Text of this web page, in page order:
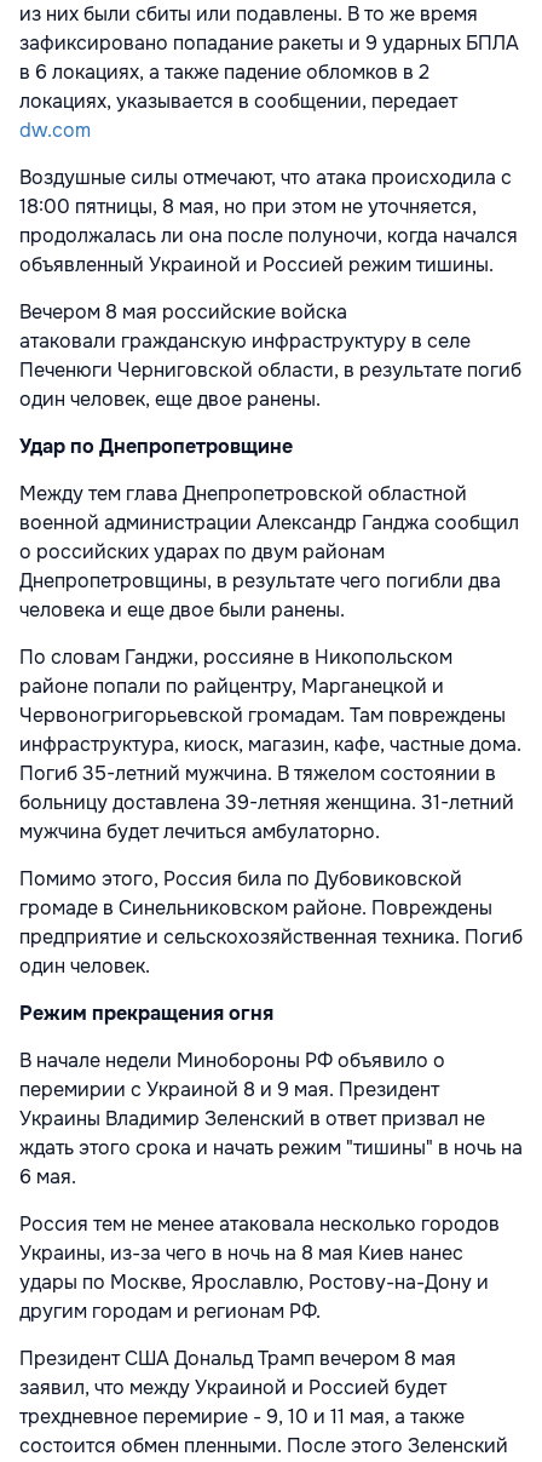
из них были сбиты или подавлены. В то же время
зафиксировано попадание ракеты и 9 ударных БПЛА
в 6 локациях, а также падение обломков в 2
локациях, указывается в сообщении, передает
dw.com
Воздушные силы отмечают, что атака происходила с
18:00 пятницы, 8 мая, но при этом не уточняется,
продолжалась ли она после полуночи, когда начался
объявленный Украиной и Россией режим тишины.
Вечером 8 мая российские войска
атаковали гражданскую инфраструктуру в селе
Печенюги Черниговской области, в результате погиб
один человек, еще двое ранены.
Удар по Днепропетровщине
Между тем глава Днепропетровской областной
военной администрации Александр Ганджа сообщил
о российских ударах по двум районам
Днепропетровщины, в результате чего погибли два
человека и еще двое были ранены.
По словам Ганджи, россияне в Никопольском
районе попали по райцентру, Марганецкой и
Червоногригорьевской громадам. Там повреждены
инфраструктура, киоск, магазин, кафе, частные дома.
Погиб 35-летний мужчина. В тяжелом состоянии в
больницу доставлена 39-летняя женщина. 31-летний
мужчина будет лечиться амбулаторно.
Помимо этого, Россия била по Дубовиковской
громаде в Синельниковском районе. Повреждены
предприятие и сельскохозяйственная техника. Погиб
один человек.
Режим прекращения огня
В начале недели Минобороны РФ объявило о
перемирии с Украиной 8 и 9 мая. Президент
Украины Владимир Зеленский в ответ призвал не
ждать этого срока и начать режим "тишины" в ночь на
6 мая.
Россия тем не менее атаковала несколько городов
Украины, из-за чего в ночь на 8 мая Киев нанес
удары по Москве, Ярославлю, Ростову-на-Дону и
другим городам и регионам РФ.
Президент США Дональд Трамп вечером 8 мая
заявил, что между Украиной и Россией будет
трехдневное перемирие - 9, 10 и 11 мая, а также
состоится обмен пленными. После этого Зеленский